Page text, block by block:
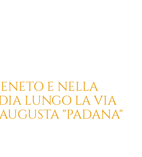
E NELLA
LUNGO LAVIA
"PADANA"